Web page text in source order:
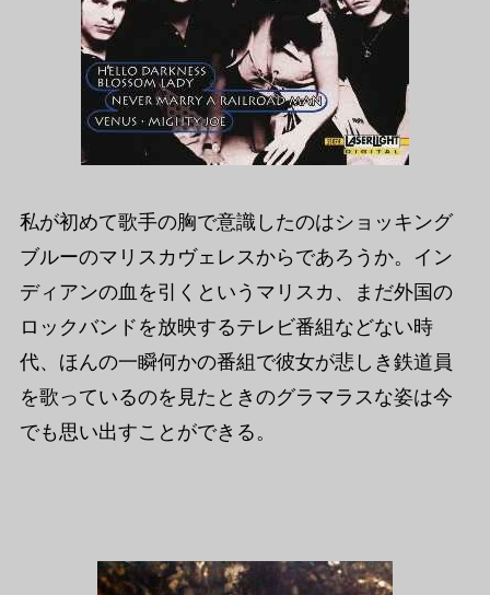
私が初めて歌手の胸で意識したのはショッキング
ブルーのマリスカヴェレスからであろうか。イン
ディアンの血を引くというマリスカ、まだ外国の
ロックバンドを放映するテレビ番組などない時
代、ほんの一瞬何かの番組で彼女が悲しき鉄道員
を歌っているのを見たときのグラマラスな姿は今
でも思い出すことができる。